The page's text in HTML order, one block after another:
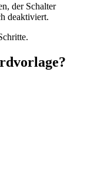
der Schalter
deaktiviert.